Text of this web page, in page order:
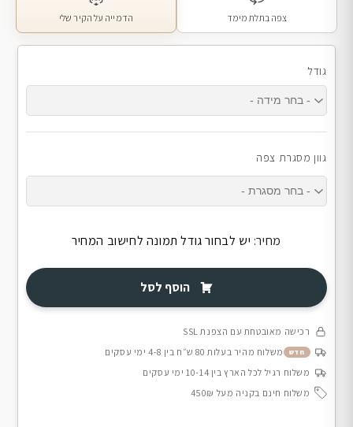
צפה בתלת מימד הדמייה על הקיר שלי
גודל
גוון מסגרת צפה
מחיר: יש לבחור גודל תמונה לחישוב המחיר
הוסף לסל
רכישה מאובטחת עם הצפנת SSL
חדש
משלוח מהיר בעלות 80 ש״ח בין 4-8 ימי עסקים
משלוח רגיל לכל הארץ בין 10-14 ימי עסקים
משלוח חינם בקניה מעל 450₪